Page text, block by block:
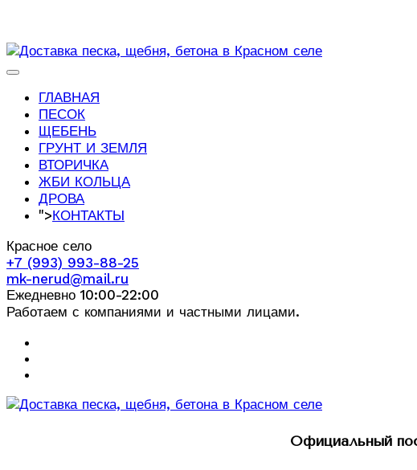
ГЛАВНАЯ
ПЕСОК
ЩЕБЕНЬ
ГРУНТ И ЗЕМЛЯ
ВТОРИЧКА
ЖБИ КОЛЬЦА
ДРОВА
">КОНТАКТЫ
Красное село
+7 (993) 993-88-25
mk-nerud@mail.ru
Ежедневно 10:00-22:00
Работаем с компаниями и частными лицами.
Официальный